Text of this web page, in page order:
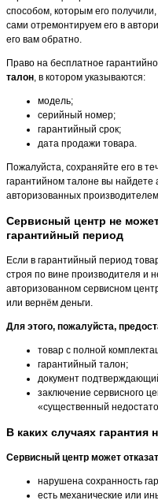
способом, которым его
сами отремонтируем его в
его вам обратно.
Право на бесплатное
талон, в котором указываются:
модель;
серийный номер;
гарантийный срок;
дата продажи товара.
Пожалуйста, сохраняйте его в
гарантийном талоне вы
авторизованных
Сервисный центр не
гарантийный период
Если в гарантийный период
строя по вине производителя и
авторизованном сервисном
или вернём деньги.
Для этого, пожалуйста,
товар с полной
гарантийный талон;
документ
заключение сервисного
«существенный
В каких случаях гарантия
Сервисный центр может
нарушена сохранность
есть механические или